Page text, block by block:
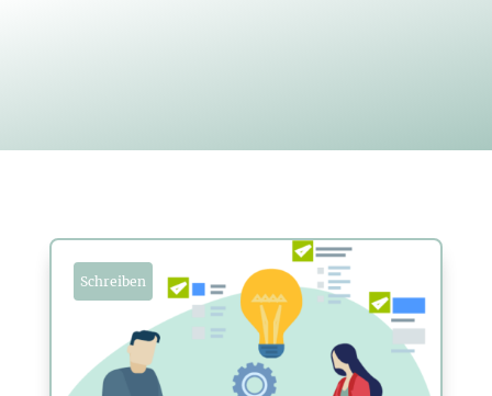
Schreiben